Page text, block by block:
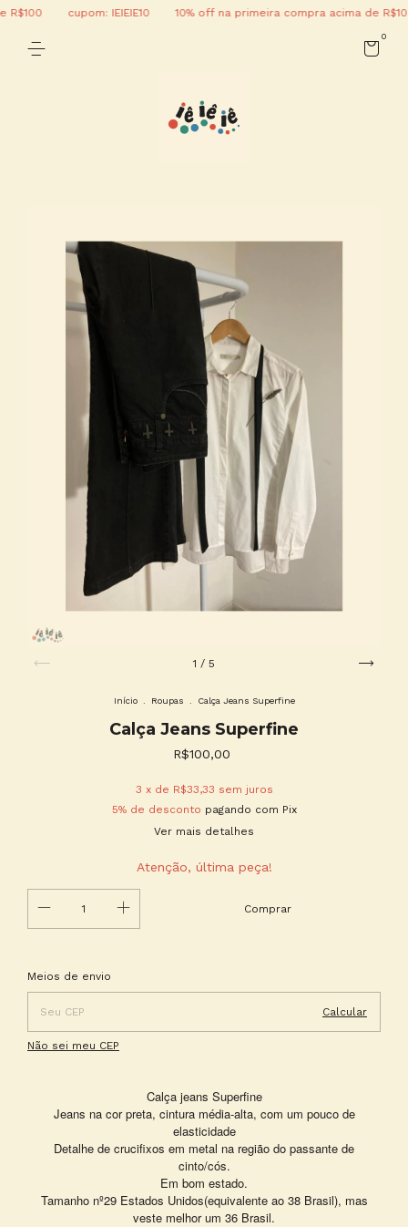
cupom: IEIEIE10 10% off na primeira compra acima de R$100
0
1 / 5
Início Roupas Calça Jeans Superfine
Calça Jeans Superfine
R$100,00
3 x de R$33,33 sem juros
5% de desconto pagando com Pix
Ver mais detalhes
Atenção, última peça!
Entregas para o CEP:
Meios de envio
Calcular
Não sei meu CEP
Calça jeans Superfine
Jeans na cor preta, cintura média-alta, com um pouco de
elasticidade
Detalhe de crucifixos em metal na região do passante de
cinto/cós.
Em bom estado.
Tamanho nº29 Estados Unidos(equivalente ao 38 Brasil), mas
veste melhor um 36 Brasil.